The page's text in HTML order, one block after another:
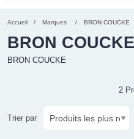
Accueil Marques BRON COUCKE
BRON COUCKE
BRON COUCKE
2
Trier par